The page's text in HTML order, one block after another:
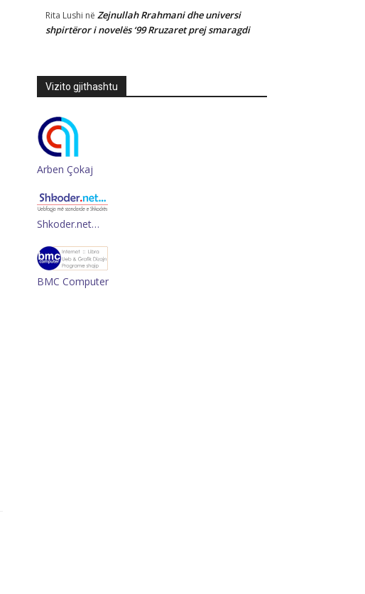
Rita Lushi në Zejnullah Rrahmani dhe universi
shpirtëror i novelës ‘99 Rruzaret prej smaragdi
Vizito gjithashtu
Arben Çokaj
Shkoder.net…
BMC Computer